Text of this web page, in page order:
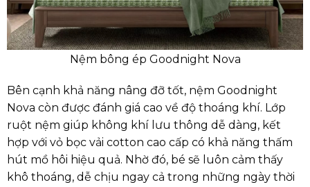
Nệm bông ép Goodnight Nova
Bên cạnh khả năng nâng đỡ tốt, nệm Goodnight
Nova còn được đánh giá cao về độ thoáng khí. Lớp
ruột nệm giúp không khí lưu thông dễ dàng, kết
hợp với vỏ bọc vải cotton cao cấp có khả năng thấm
hút mồ hôi hiệu quả. Nhờ đó, bé sẽ luôn cảm thấy
khô thoáng, dễ chịu ngay cả trong những ngày thời